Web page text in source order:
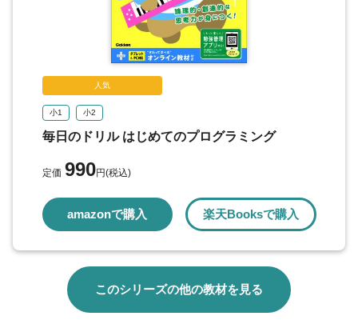
はなしあいの きまり
チャレンジ はかせの はつめい
まとめテスト2
スクラッチジュニアを やって みよう!
こたえと アドバイス
人気
小1 小2
毎日のドリル はじめてのプログラミング
定価 990円(税込)
amazonで購入 楽天Booksで購入
このシリーズの他の教材を見る